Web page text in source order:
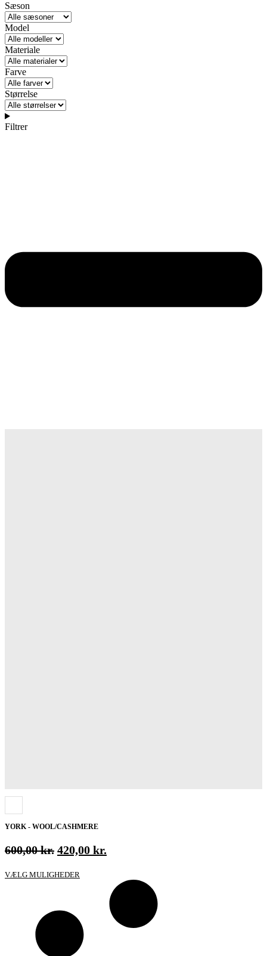
Sæson
Model
Materiale
Farve
Størrelse
Filtrer
YORK - WOOL/CASHMERE
600,00kr. Den
pris
420,00 kr.
er:
420,00 kr..
VÆLG MULIGHEDER
varianter.
Mulighederne
kan
vælges